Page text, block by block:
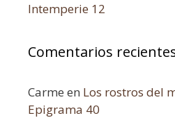
Intemperie 12
Comentarios
Carme en Los rostros del
Epigrama 40